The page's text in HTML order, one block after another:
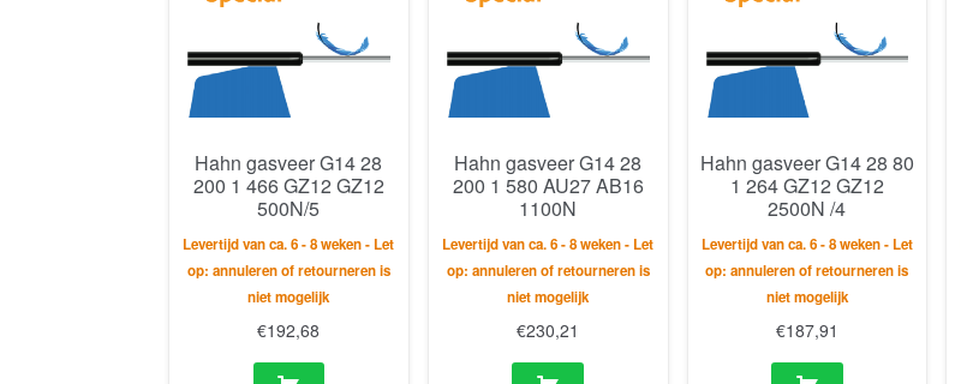
Hahn gasveer G14 28
200 1 466 GZ12 GZ12
500N/5
Levertijd van ca. 6 - 8 weken - Let
op: annuleren of retourneren is
niet mogelijk
€192,68
Hahn gasveer G14 28
200 1 580 AU27 AB16
1100N
Levertijd van ca. 6 - 8 weken - Let
op: annuleren of retourneren is
niet mogelijk
€230,21
Hahn gasveer G14 28 80
1 264 GZ12 GZ12
2500N /4
Levertijd van ca. 6 - 8 weken - Let
op: annuleren of retourneren is
niet mogelijk
€187,91